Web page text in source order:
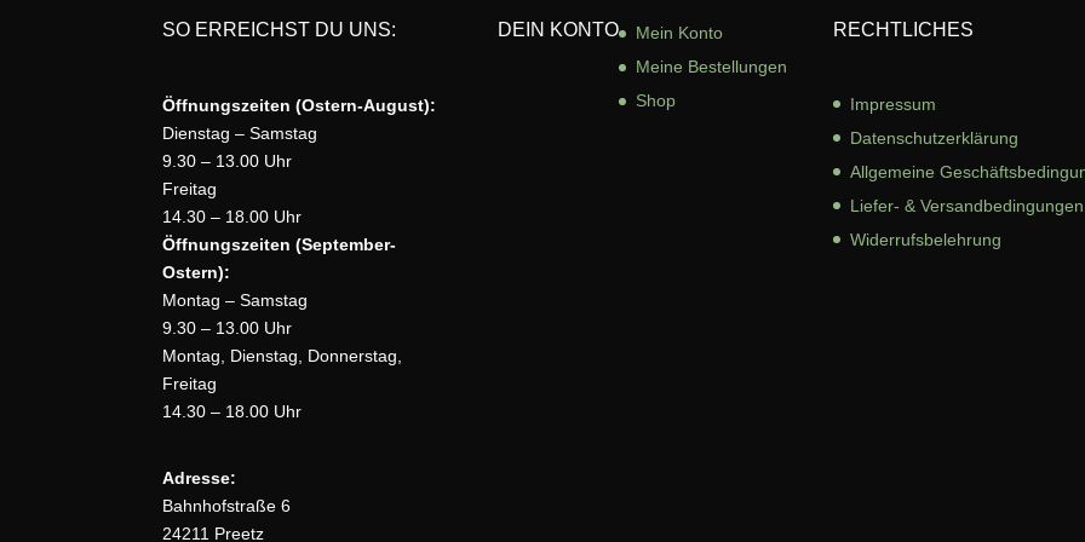
auf
SO ERREICHST DU UNS:
Öffnungszeiten (Ostern-August):
Dienstag – Samstag
9.30 – 13.00 Uhr
Freitag
14.30 – 18.00 Uhr
Öffnungszeiten (September-
Ostern):
Montag – Samstag
9.30 – 13.00 Uhr
Montag, Dienstag, Donnerstag,
Freitag
14.30 – 18.00 Uhr
Adresse:
Bahnhofstraße 6
24211 Preetz
DEIN KONTO
Mein Konto
Meine Bestellungen
Shop
RECHTLICHES
Impressum
Datenschutzerklärung
Allgemeine Geschäftsbed
Liefer- & Versandbedingungen
Widerrufsbelehrung